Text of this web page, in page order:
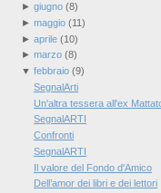
► giugno(8)
► maggio(11)
► aprile(10)
► marzo(8)
▼ febbraio(9)
SegnalArti
Un'altra tessera all'ex
SegnalARTI
Confronti
SegnalARTI
Il valore del Fondo d'Amico
Dell’amor dei libri e dei lettori